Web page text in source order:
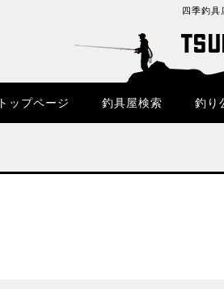
四季釣具
トップページ 釣具屋検索 釣り